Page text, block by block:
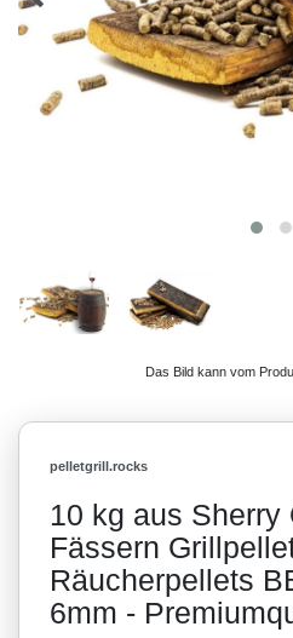
Das Bild kann vom
pelletgrill.rocks
10 kg aus Sherry
Fässern
Räucherpellets
6mm -